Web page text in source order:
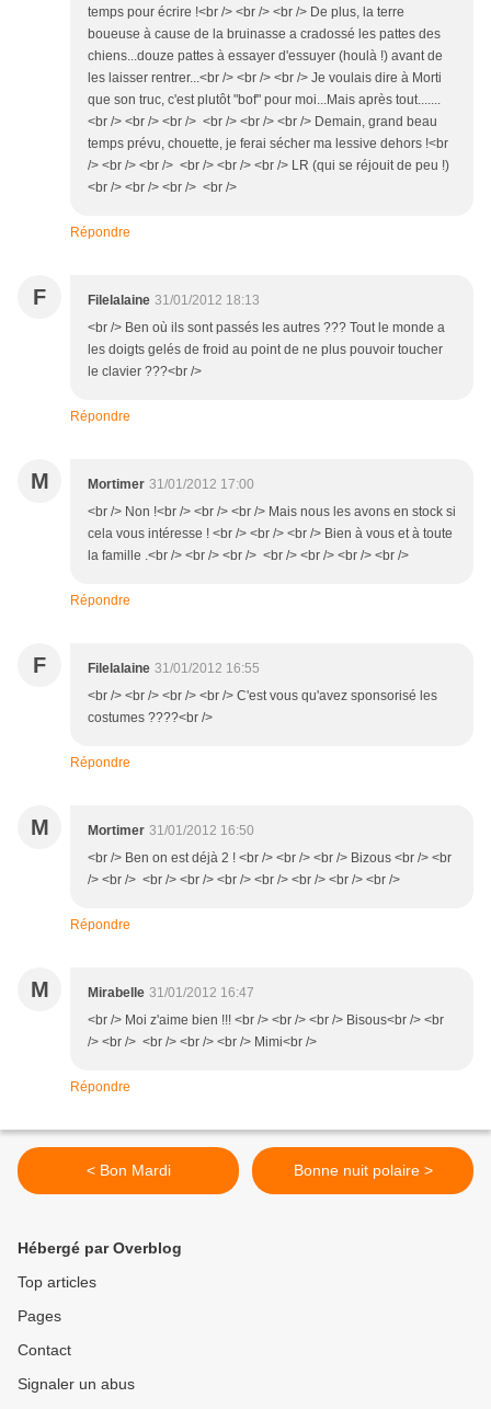
temps pour écrire !<br /> <br /> <br /> De plus, la terre
boueuse à cause de la bruinasse a cradossé les pattes des
chiens...douze pattes à essayer d'essuyer (houlà !) avant de
les laisser rentrer...<br /> <br /> <br /> Je voulais dire à Morti
que son truc, c'est plutôt "bof" pour moi...Mais après tout.......
<br /> <br /> <br /> <br /> <br /> <br /> Demain, grand beau
temps prévu, chouette, je ferai sécher ma lessive dehors !<br
/> <br /> <br /> <br /> <br /> <br /> LR (qui se réjouit de peu !)
<br /> <br /> <br /> <br />
Répondre
F Filelalaine 31/01/2012 18:13
<br /> Ben où ils sont passés les autres ??? Tout le monde a
les doigts gelés de froid au point de ne plus pouvoir toucher
le clavier ???<br />
Répondre
M Mortimer 31/01/2012 17:00
<br /> Non !<br /> <br /> <br /> Mais nous les avons en stock si
cela vous intéresse ! <br /> <br /> <br /> Bien à vous et à toute
la famille .<br /> <br /> <br /> <br /> <br /> <br /> <br />
Répondre
F Filelalaine 31/01/2012 16:55
<br /> <br /> <br /> <br /> C'est vous qu'avez sponsorisé les
costumes ????<br />
Répondre
M Mortimer 31/01/2012 16:50
<br /> Ben on est déjà 2 ! <br /> <br /> <br /> Bizous <br /> <br
/> <br /> <br /> <br /> <br /> <br /> <br /> <br /> <br />
Répondre
M Mirabelle 31/01/2012 16:47
<br /> Moi z'aime bien !!! <br /> <br /> <br /> Bisous<br /> <br
/> <br /> <br /> <br /> <br /> Mimi<br />
Répondre
< Bon Mardi Bonne nuit polaire >
Hébergé par Overblog
Top articles
Pages
Contact
Signaler un abus